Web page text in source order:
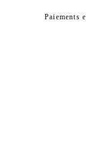
Paiements